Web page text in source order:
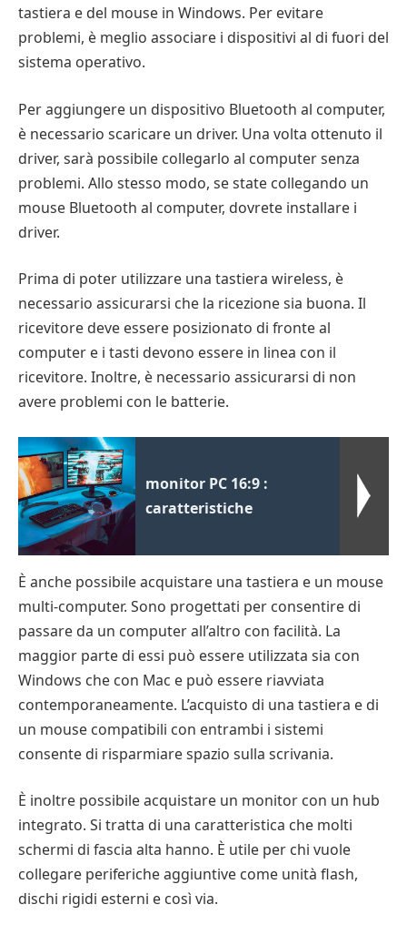
tastiera e del mouse in Windows. Per evitare
problemi, è meglio associare i dispositivi al di fuori del
sistema operativo.
Per aggiungere un dispositivo Bluetooth al computer,
è necessario scaricare un driver. Una volta ottenuto il
driver, sarà possibile collegarlo al computer senza
problemi. Allo stesso modo, se state collegando un
mouse Bluetooth al computer, dovrete installare i
driver.
Prima di poter utilizzare una tastiera wireless, è
necessario assicurarsi che la ricezione sia buona. Il
ricevitore deve essere posizionato di fronte al
computer e i tasti devono essere in linea con il
ricevitore. Inoltre, è necessario assicurarsi di non
avere problemi con le batterie.
monitor PC 16:9 :
caratteristiche
È anche possibile acquistare una tastiera e un mouse
multi-computer. Sono progettati per consentire di
passare da un computer all’altro con facilità. La
maggior parte di essi può essere utilizzata sia con
Windows che con Mac e può essere riavviata
contemporaneamente. L’acquisto di una tastiera e di
un mouse compatibili con entrambi i sistemi
consente di risparmiare spazio sulla scrivania.
È inoltre possibile acquistare un monitor con un hub
integrato. Si tratta di una caratteristica che molti
schermi di fascia alta hanno. È utile per chi vuole
collegare periferiche aggiuntive come unità flash,
dischi rigidi esterni e così via.